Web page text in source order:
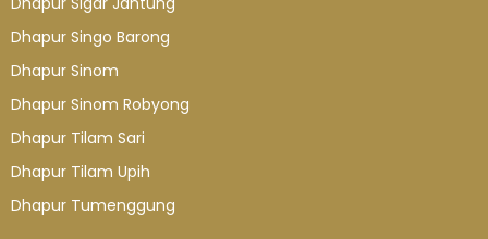
Dhapur Singo Barong
Dhapur Sinom
Dhapur Sinom Robyong
Dhapur Tilam Sari
Dhapur Tilam Upih
Dhapur Tumenggung